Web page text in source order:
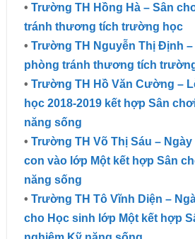
• Trường TH Hồng Hà – Sân
tránh thương tích trường học
• Trường TH Nguyễn Thị Định
phòng tránh thương tích
• Trường TH Hồ Văn Cường –
học 2018-2019 kết hợp Sân
năng sống
• Trường TH Võ Thị Sáu –
con vào lớp Một kết hợp Sân
năng sống
• Trường TH Tô Vĩnh Diện –
cho Học sinh lớp Một kết hợp